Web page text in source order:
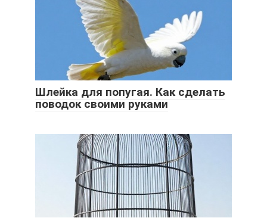
Шлейка для попугая. Как сделать
поводок своими руками